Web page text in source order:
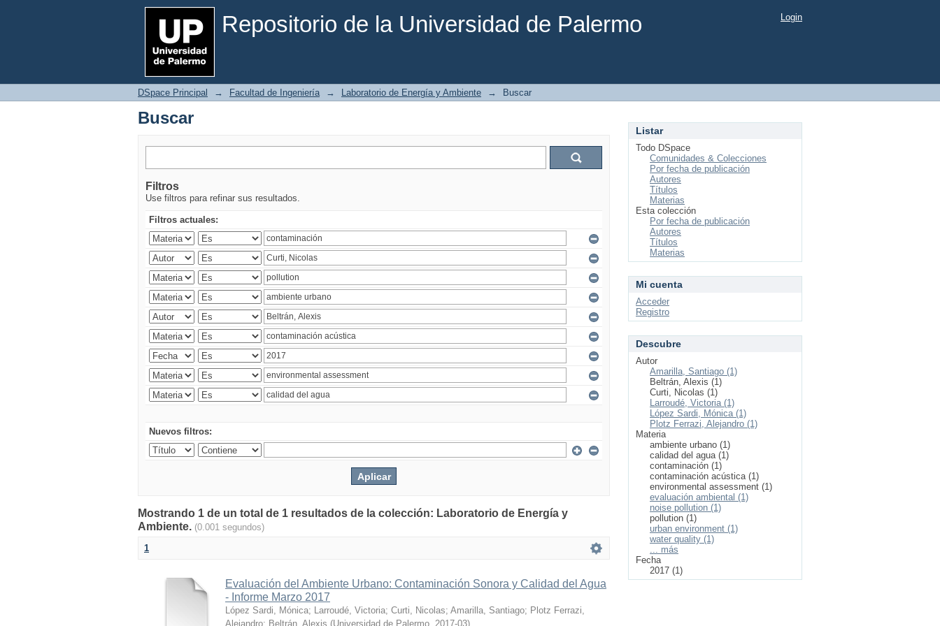
Repositorio de la Universidad de Palermo
Buscar Login
DSpace Principal → Facultad de Ingeniería → Laboratorio de Energía y Ambiente → Buscar
Buscar
Filtros
Use filtros para refinar sus resultados.
Filtros actuales:
Nuevos filtros:
Mostrando 1 de un total de 1 resultados de la colección: Laboratorio de Energía y
Ambiente. (0.001 segundos)
1
Evaluación del Ambiente Urbano: Contaminación Sonora y Calidad del Agua
- Informe Marzo 2017
López Sardi, Mónica; Larroudé, Victoria; Curti, Nicolas; Amarilla, Santiago; Plotz Ferrazi,
Alejandro; Beltrán, Alexis (Universidad de Palermo 2017-03)
Listar
Todo DSpace
Comunidades & Colecciones
Por fecha de publicación
Autores
Títulos
Materias
Esta colección
Por fecha de publicación
Autores
Títulos
Materias
Mi cuenta
Acceder
Registro
Descubre
Autor
Amarilla, Santiago (1)
Beltrán, Alexis (1)
Curti, Nicolas (1)
Larroudé, Victoria (1)
López Sardi, Mónica (1)
Plotz Ferrazi, Alejandro (1)
Materia
ambiente urbano (1)
calidad del agua (1)
contaminación (1)
contaminación acústica (1)
environmental assessment (1)
evaluación ambiental (1)
noise pollution (1)
pollution (1)
urban environment (1)
water quality (1)
... más
Fecha
2017 (1)